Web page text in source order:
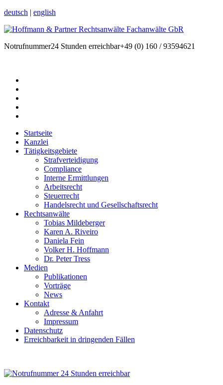
deutsch | english
Notrufnummer24 Stunden erreichbar+49 (0) 160 / 93594621
Startseite
Kanzlei
Tätigkeitsgebiete
Strafverteidigung
Compliance
Interne Ermittlungen
Arbeitsrecht
Steuerrecht
Handelsrecht und Gesellschaftsrecht
Rechtsanwälte
Tobias Mildeberger
Karen A. Riveiro
Daniela Fein
Volker H. Hoffmann
Dr. Peter Tress
Medien
Publikationen
Vorträge
News
Kontakt
Adresse & Anfahrt
Impressum
Datenschutz
Erreichbarkeit in dringenden Fällen